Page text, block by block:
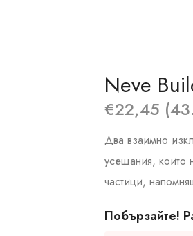
Neve
€22,45
Два взаимно
усещания, които
частици,
Побързайте!